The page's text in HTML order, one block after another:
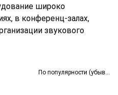
широко
в конференц-залах,
звукового
По популярности